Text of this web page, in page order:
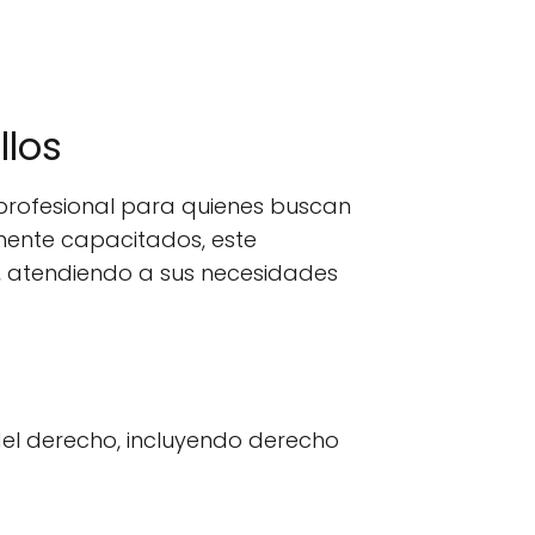
para quienes buscan
capacitados, este
a sus necesidades
derecho, incluyendo derecho